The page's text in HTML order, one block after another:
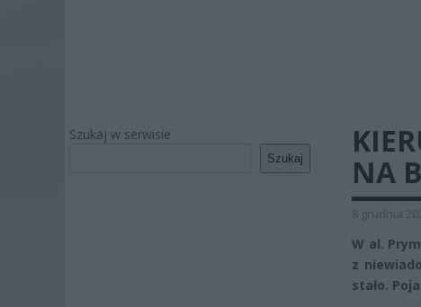
Szukaj w serwisie
Szukaj
NA
8 grudnia
W al.
z
stało.